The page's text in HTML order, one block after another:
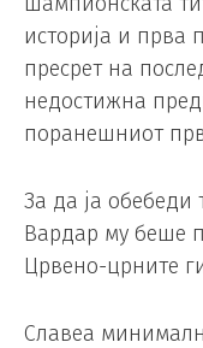
историја и прва
пресрет на
недостижна
поранешниот
За да ја обебеди
Вардар му беше
Црвено-црните
Славеа